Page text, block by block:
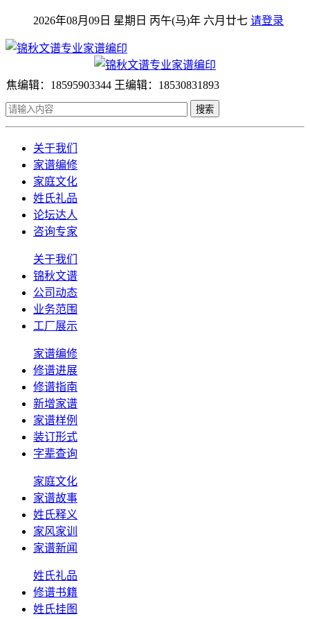
2026年08月09日 星期日 丙午(马)年 六月廿七 请登录
焦编辑：18595903344 王编辑：18530831893
搜索
关于我们
家谱编修
家庭文化
姓氏礼品
论坛达人
咨询专家
关于我们
锦秋文谱
公司动态
业务范围
工厂展示
家谱编修
修谱进展
修谱指南
新增家谱
家谱样例
装订形式
字辈查询
家庭文化
家谱故事
姓氏释义
家风家训
家谱新闻
姓氏礼品
修谱书籍
姓氏挂图